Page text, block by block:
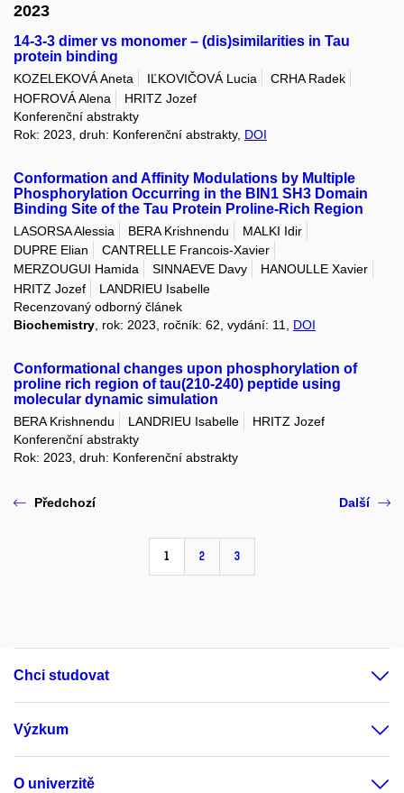
2023
14-3-3 dimer vs monomer – (dis)similarities in Tau
protein binding
KOZELEKOVÁ Aneta IĽKOVIČOVÁ Lucia
CRHA Radek
HOFROVÁ Alena
HRITZ Jozef
Konferenční abstrakty
Rok: 2023, druh: Konferenční abstrakty, DOI
Conformation and Affinity Modulations by Multiple
Phosphorylation Occurring in the BIN1 SH3 Domain
Binding Site of the Tau Protein Proline-Rich Region
LASORSA Alessia BERA Krishnendu
MALKI Idir
DUPRE Elian
CANTRELLE Francois-Xavier
MERZOUGUI Hamida
SINNAEVE Davy
HANOULLE Xavier
HRITZ Jozef
LANDRIEU Isabelle
Recenzovaný odborný článek
Biochemistry , rok: 2023, ročník: 62, vydání: 11, DOI
Conformational changes upon phosphorylation of
proline rich region of tau(210-240) peptide using
molecular dynamic simulation
BERA Krishnendu LANDRIEU Isabelle
HRITZ Jozef
Konferenční abstrakty
Rok: 2023, druh: Konferenční abstrakty
Předchozí
1 2 3
Další
Chci studovat
Výzkum
O univerzitě